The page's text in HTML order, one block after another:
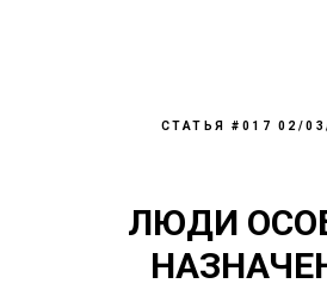
СТАТЬЯ #017 02/
ЛЮДИ